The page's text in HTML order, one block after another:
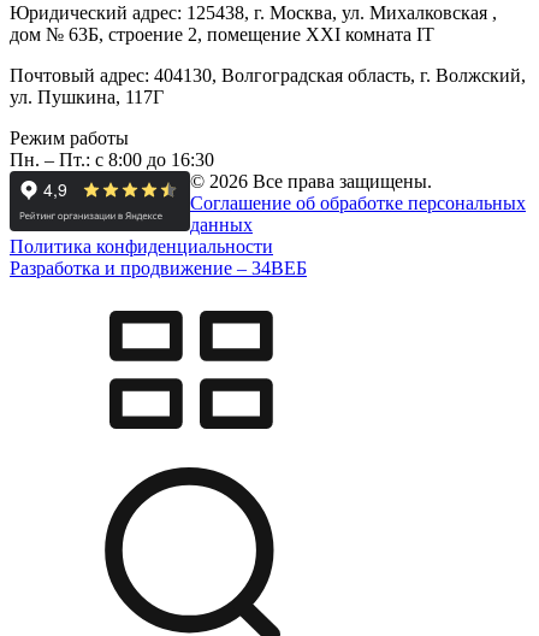
Юридический адрес: 125438, г. Москва, ул. Михалковская ,
дом № 63Б, строение 2, помещение XXI комната IT
Почтовый адрес: 404130, Волгоградская область, г. Волжский,
ул. Пушкина, 117Г
Режим работы
Пн. – Пт.: с 8:00 до 16:30
© 2026 Все права защищены.
Соглашение об обработке персональных
данных
Политика конфиденциальности
Разработка и продвижение – 34ВЕБ